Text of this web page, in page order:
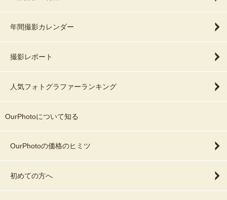
年間撮影カレンダー
撮影レポート
人気フォトグラファーランキング
OurPhotoについて知る
OurPhotoの価格のヒミツ
初めての方へ